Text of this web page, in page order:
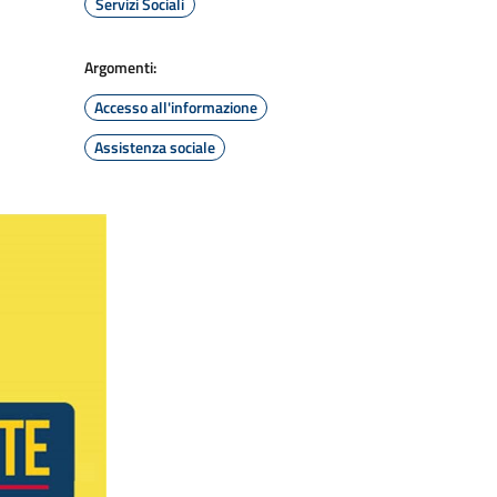
Argomenti:
Accesso all'informazione
Assistenza sociale